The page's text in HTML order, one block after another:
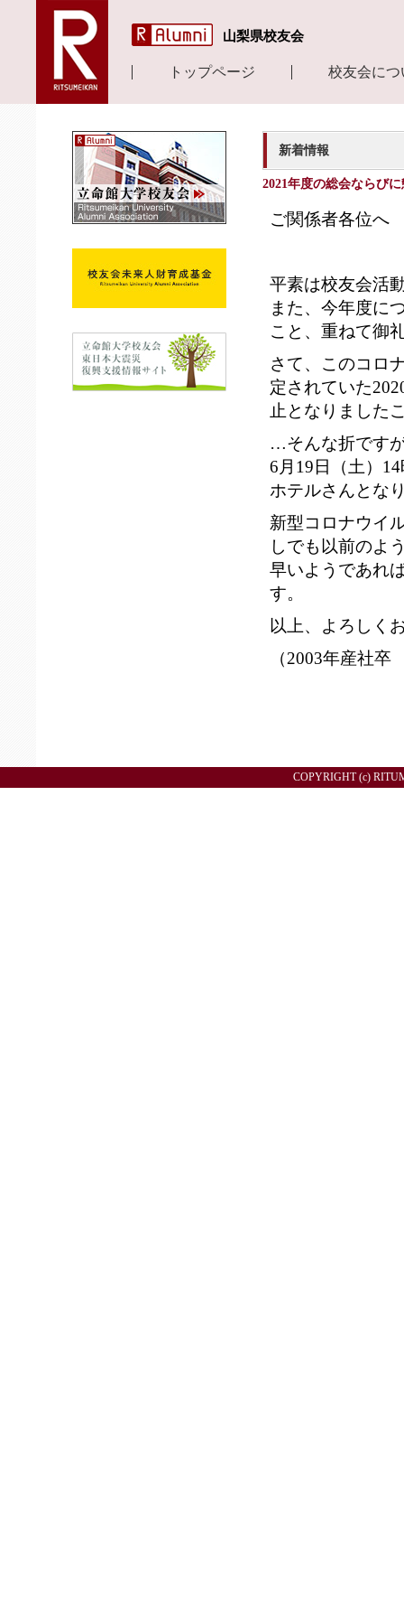
山梨県校友会
トップページ 校友会につ
新着情報
2021年度の総会ならび
ご関係者各位へ
平素は校友会活
また、今年度に
こと、重ねて御
さて、このコロ
定されていた
止となりました
…そんな折です
6月19日（土）
ホテルさんとな
新型コロナウイ
しでも以前のよ
早いようであれ
す。
以上、よろしく
（2003年産社
COPYRIGHT (c)